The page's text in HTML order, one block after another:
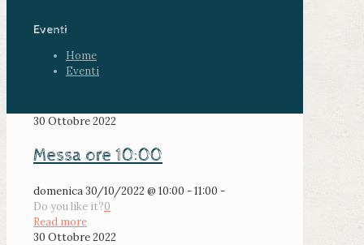
Eventi
Home
Eventi
30 Ottobre 2022
Messa ore 10:00
domenica 30/10/2022 @ 10:00 - 11:00 -
Do you like it?0
Read more
30 Ottobre 2022